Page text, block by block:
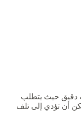
دقيق حيث يتطلب
أن تؤدي إلى تلف